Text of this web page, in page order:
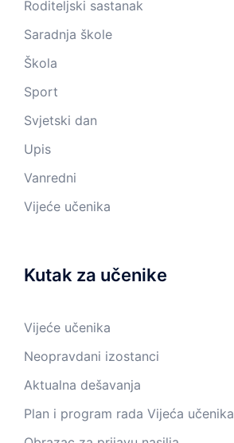
Roditeljski sastanak
Saradnja škole
Škola
Sport
Svjetski dan
Upis
Vanredni
Vijeće učenika
Kutak za učenike
Vijeće učenika
Neopravdani izostanci
Aktualna dešavanja
Plan i program rada Vijeća učenika